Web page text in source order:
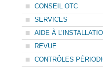
CONSEIL OTC
SERVICES
AIDE À
REVUE
CONTRÔLES